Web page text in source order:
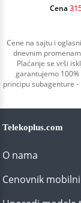
Cena
Cene na sajtu i
dnevnim
Plaćanje se vrši
garantujemo
principu subagenture
Telekoplus.com
O nama
Cenovnik